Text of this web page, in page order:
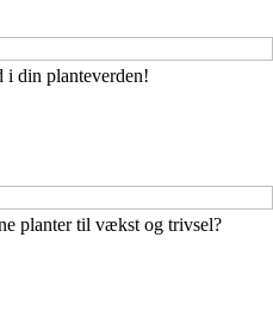
i din planteverden!
planter til vækst og trivsel?